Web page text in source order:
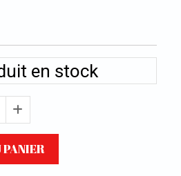
en stock
PANIER